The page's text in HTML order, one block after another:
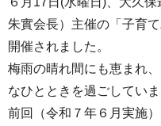
朱實会長）主催の「子育
開催されました。
梅雨の晴れ間にも恵まれ
なひとときを過ごしていま
前回（令和７年６月実施